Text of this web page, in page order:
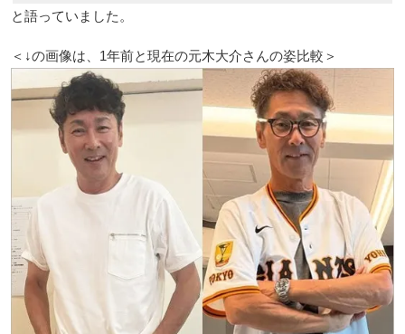
と語っていました。
＜↓の画像は、1年前と現在の元木大介さんの姿比較＞